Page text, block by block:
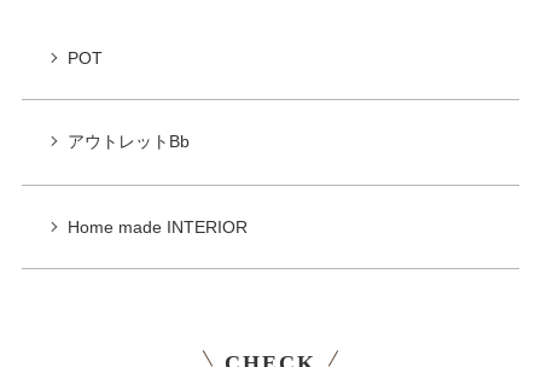
POT
アウトレットBb
Home made INTERIOR